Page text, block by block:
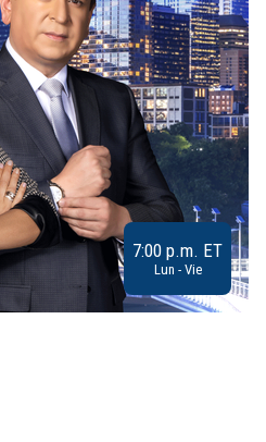
7:00 p.m. ET
Lun - Vie